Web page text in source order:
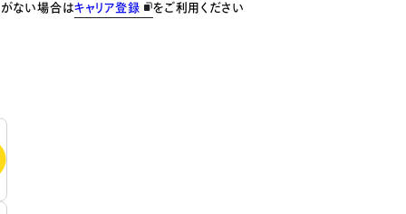
ない場合はキャリア登録 をご利用ください